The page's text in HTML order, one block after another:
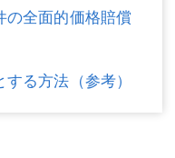
の全面的価格賠償
る方法（参考）